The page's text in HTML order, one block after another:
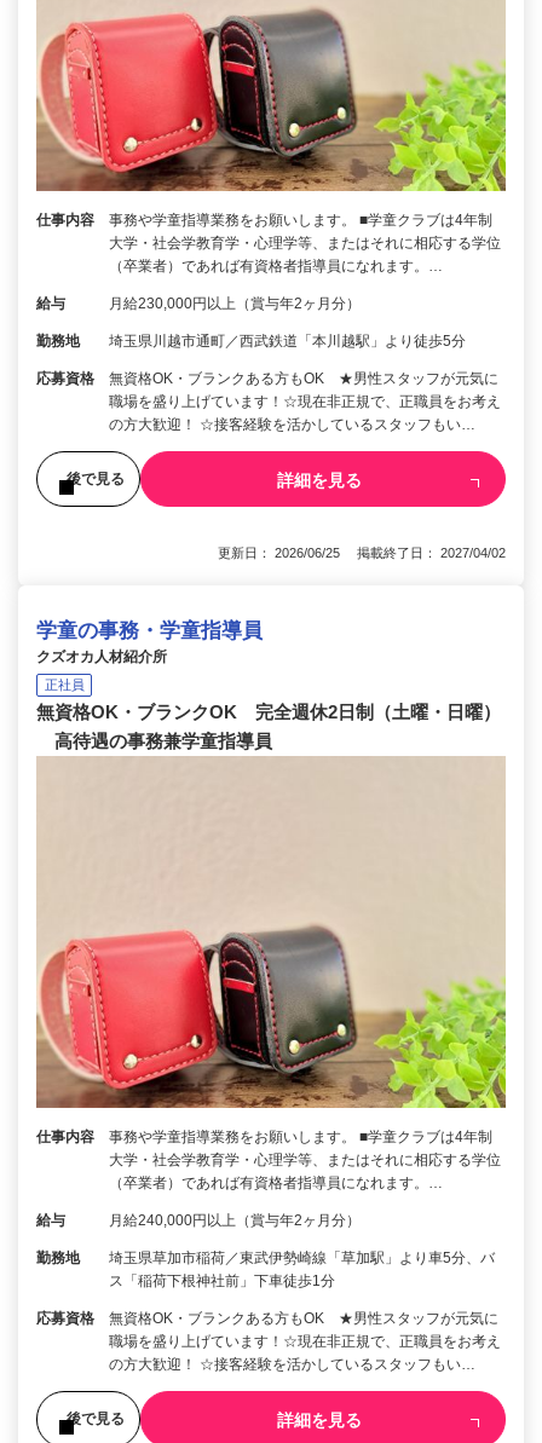
仕事内容
事務や学童指導業務をお願いします。 ■学童クラブは4年制
大学・社会学教育学・心理学等、またはそれに相応する学位
（卒業者）であれば有資格者指導員になれます。…
給与 月給230,000円以上（賞与年2ヶ月分）
勤務地 埼玉県川越市通町／西武鉄道「本川越駅」より徒歩5分
応募資格
無資格OK・ブランクある方もOK ★男性スタッフが元気に
職場を盛り上げています！☆現在非正規で、正職員をお考え
の方大歓迎！ ☆接客経験を活かしているスタッフもい…
後で見る 詳細を見る
更新日： 2026/06/25 掲載終了日： 2027/04/02
学童の事務・学童指導員
クズオカ人材紹介所
正社員
無資格OK・ブランクOK 完全週休2日制（土曜・日曜）
高待遇の事務兼学童指導員
仕事内容
事務や学童指導業務をお願いします。 ■学童クラブは4年制
大学・社会学教育学・心理学等、またはそれに相応する学位
（卒業者）であれば有資格者指導員になれます。…
給与 月給240,000円以上（賞与年2ヶ月分）
勤務地
埼玉県草加市稲荷／東武伊勢崎線「草加駅」より車5分、バ
ス「稲荷下根神社前」下車徒歩1分
応募資格
無資格OK・ブランクある方もOK ★男性スタッフが元気に
職場を盛り上げています！☆現在非正規で、正職員をお考え
の方大歓迎！ ☆接客経験を活かしているスタッフもい…
後で見る 詳細を見る